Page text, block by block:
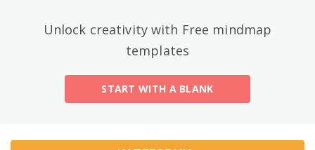
Unlock creativity with Free mindmap
templates
START WITH A BLANK
Organizational Chart (11)
Brace Map (11)